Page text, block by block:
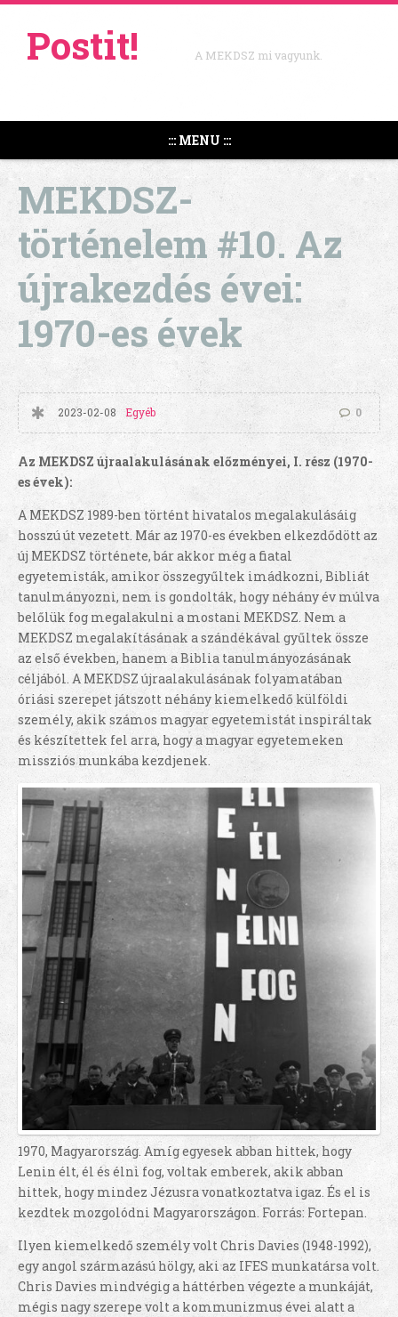
Postit! A MEKDSZ mi vagyunk.
::: MENU :::
MEKDSZ-
történelem #10. Az
újrakezdés évei:
1970-es évek
2023-02-08 Egyéb 0
Az MEKDSZ újraalakulásának előzményei, I. rész (1970-
es évek):
A MEKDSZ 1989-ben történt hivatalos megalakulásáig
hosszú út vezetett. Már az 1970-es években elkezdődött az
új MEKDSZ története, bár akkor még a fiatal
egyetemisták, amikor összegyűltek imádkozni, Bibliát
tanulmányozni, nem is gondolták, hogy néhány év múlva
belőlük fog megalakulni a mostani MEKDSZ. Nem a
MEKDSZ megalakításának a szándékával gyűltek össze
az első években, hanem a Biblia tanulmányozásának
céljából. A MEKDSZ újraalakulásának folyamatában
óriási szerepet játszott néhány kiemelkedő külföldi
személy, akik számos magyar egyetemistát inspiráltak
és készítettek fel arra, hogy a magyar egyetemeken
missziós munkába kezdjenek.
1970, Magyarország. Amíg egyesek abban hittek, hogy
Lenin élt, él és élni fog, voltak emberek, akik abban
hittek, hogy mindez Jézusra vonatkoztatva igaz. És el is
kezdtek mozgolódni Magyarországon. Forrás: Fortepan.
Ilyen kiemelkedő személy volt Chris Davies (1948-1992),
egy angol származású hölgy, aki az IFES munkatársa volt.
Chris Davies mindvégig a háttérben végezte a munkáját,
mégis nagy szerepe volt a kommunizmus évei alatt a